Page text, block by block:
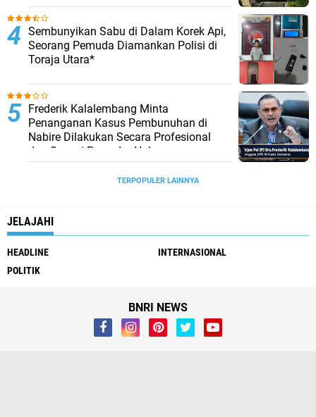
Sembunyikan Sabu di Dalam Korek Api,
Seorang Pemuda Diamankan Polisi di
Toraja Utara*
Frederik Kalalembang Minta
Penanganan Kasus Pembunuhan di
Nabire Dilakukan Secara Profesional
dan Sesuai Prosedur Hukum
TERPOPULER LAINNYA
JELAJAHI
HEADLINE
INTERNASIONAL
POLITIK
BNRI NEWS